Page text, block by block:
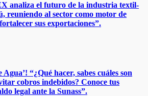
analiza el futuro de la industria textil-
reuniendo al sector como motor de
sus exportaciones”.​
“¿Qué hacer, sabes cuáles son
cobros indebidos? Conoce tus
legal ante la Sunass”.